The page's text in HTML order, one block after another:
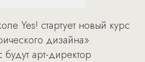
Yes! стартует новый курс
дизайна».
будут арт-директор